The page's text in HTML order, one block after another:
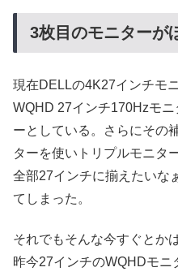
3枚目のモニターが
現在DELLの4K27インチモ
WQHD 27インチ170Hzモニ
ーとしている。さらにその
ターを使いトリプルモニタ
全部27インチに揃えたいな
てしまった。
それでもそんな今すぐとか
昨今27インチのWQHDモニ